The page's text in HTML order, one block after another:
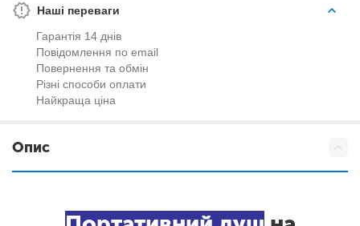
Наші переваги
Гарантія 14 днів
Повідомлення по email
Повернення та обмін
Різні способи оплати
Найкраща ціна
Опис